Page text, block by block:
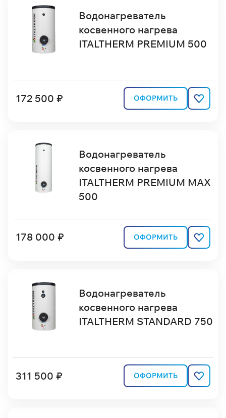
Водонагреватель
косвенного нагрева
ITALTHERM PREMIUM 500
172 500 ₽ ОФОРМИТЬ
Водонагреватель
косвенного нагрева
ITALTHERM PREMIUM MAX
500
178 000 ₽ ОФОРМИТЬ
Водонагреватель
косвенного нагрева
ITALTHERM STANDARD 750
311 500 ₽ ОФОРМИТЬ